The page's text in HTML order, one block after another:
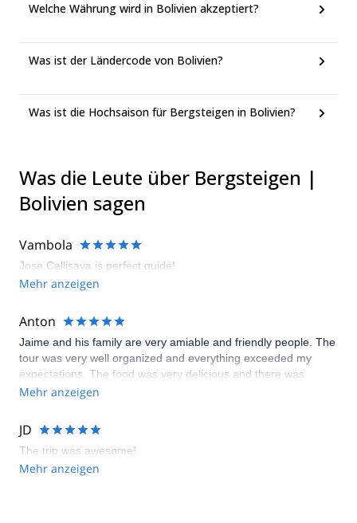
Welche Währung wird in Bolivien akzeptiert?
Was ist der Ländercode von Bolivien?
Was ist die Hochsaison für Bergsteigen in Bolivien?
Was die Leute über Bergsteigen |
Bolivien sagen
Vambola
Jose Callisaya is perfect quide!
Mehr anzeigen
Anton
Jaime and his family are very amiable and friendly people. The
tour was very well organized and everything exceeded my
expectations. The food was very delicious and there was
always a vegetarian option if necessary. Next time I come to
Mehr anzeigen
JD
The trip was awesome!
Mehr anzeigen